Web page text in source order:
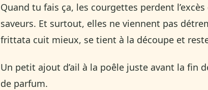
Quand tu fais ça, les courgettes perdent
saveurs. Et surtout, elles ne viennent pas
frittata cuit mieux, se tient à la découpe et
Un petit ajout d’ail à la poêle juste avant la fin
de parfum.